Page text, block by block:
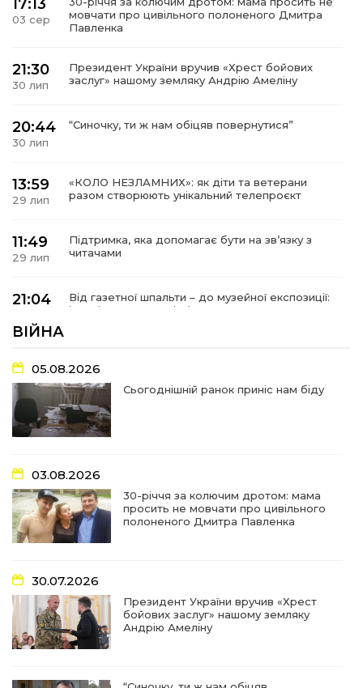
17:13
03 сер
мовчати про цивільного полоненого Дмитра
Павленка
21:30
30 лип
Президент України вручив «Хрест бойових
заслуг» нашому земляку Андрію Амеліну
20:44
30 лип
“Синочку, ти ж нам обіцяв повернутися”
13:59
29 лип
«КОЛО НЕЗЛАМНИХ»: як діти та ветерани
разом створюють унікальний телепроєкт
11:49
29 лип
Підтримка, яка допомагає бути на зв’язку з
читачами
21:04
Від газетної шпальти – до музейної експозиції:
історії Героїв Барвінківщини стали частиною
17:18
27 лип
У Барвінківській громаді вшанували людей
найгуманнішої професії
16:29
22 лип
Медики Барвінківської громади
вдосконалюють професійні навички
15:09
22 лип
У Пригожому з дітьми та їх батьками
працювали фахівці благодійного фонду
07:17
“Мені й досі сниться син”: чотири роки світлої
11:06
20 лип
За дві доби — серія ворожих ударів по
Барвінківській громаді
14:38
У Барвінковому сталася пожежа у житловій
ВІЙНА
05.08.2026
Сьогоднішній ранок приніс нам біду
03.08.2026
30-річчя за колючим дротом: мама
просить не мовчати про цивільного
полоненого Дмитра Павленка
30.07.2026
Президент України вручив «Хрест
бойових заслуг» нашому земляку
Андрію Амеліну